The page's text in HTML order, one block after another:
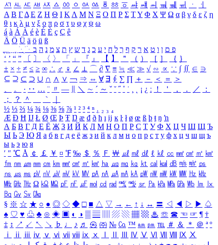
ㅺ ㅻ ㅼ ㅽ ㅾ ㅿ ㆀ ㆁ ㆂ ㆃ ㆄ ㆅ ㆆ ㆇ ㆈ ㆉ ㆊ ㆋ ㆌ ㆍ
ㆎ
Α Β ΓΔ Ε Ζ Η Θ Ι ΚΛ Μ Ν Ξ Ο Π Ρ Σ ΤΥ Φ Χ Ψ Ω α β γ δ ε ζ η
θ ι κ λ μ ν ξ ο π ρ σ τ υ φ χ ψ ω
á à Á À é è É È ç Ç ê
Ä Ö Ü ä ö ü ß
ִֶֹ ֻּ ׁׂ פ ם ן ו ט א ר ק ף ך ל ח י ע כ ג ד ש ץ ת צ מ נ ה ב
‘ ’ “ ” 〔 〕 〈 〉 「 」 『 』 【 】 ＂ （ ） ［ ］ ｛ ｝
± × ÷ ≠ ≤ ≥ ∞ ∴ ♂ ♀ ∠ ⊥ ⌒ ∂ ∇ ≡ ≒ ≪ ≫ √ ∽ ∝ ∵ ∫ ∬ ∈ ∋
⊆ ⊇ ⊂ ⊃ ∪ ∩ ∧ ∨ ￢ ⇒ ⇔ ∀ ∃ ∮ ∑ ∏ ＋ － ＜ ＝
＞
、
。 · ‥ … ¨ 〃 ― ＼ ∼ ´ ～ ˇ ˘ ˝ ˚ ˙ ¸ ¡ ¿ ː ！ ＇ ， ． ／
：
；
？ ＾ ｀
½ ⅓ ⅔ ¼ ¾ ⅛ ⅜ ⅝ ⅞ ¹ ² ³ ⁴ ⁿ ₁ ₂ ₃ ₄
Æ Ð Ħ Ĳ Ł Ø Œ Þ Ŧ Ŋ æ đ ð ħ ı ĳ ĸ ŀ ł ø œ ß þ ŧ ŋ ŉ
А Б В Г Д Е Ё Ж З И Й К Л М Н О П Р С Т У Ф Х Ц Ч Ш Щ Ъ
Ы Ь Э Ю Я а б в г д е ё ж з и й к л м н о п р с т у ф х ц ч ш щ ъ
ы ь э ю я
′ ″ ℃ Å ￠ ￡ ￥ ¤ ℉ ‰ ＄ ％ Ｆ ￦ ㎕ ㎖ ㎗ ℓ ㎘ ㏄ ㎣ ㎤ ㎥ ㎦
㎙ ㎚ ㎛ ㎜ ㎝ ㎞ ㎟ ㎠ ㎡ ㎢ ㏊ ㎍ ㎎ ㎏ ㏏ ㎈ ㎉ ㏈ ㎧ ㎨ ㎰
㎱ ㎲ ㎳ ㎴ ㎵ ㎶ ㎷ ㎸ ㎹ ㎀ ㎁ ㎂ ㎃ ㎄ ㎺ ㎻ ㎽ ㎾ ㎿ ㎐ ㎑
㎒ ㎓ ㎔ Ω ㏀ ㏁ ㎊ ㎋ ㎌ ㏖ ㏅ ㎭ ㎮ ㎯ ㏛ ㎩ ㎪ ㎫ ㎬ ㏝ ㏐
㏓
㏃ ㏉ ㏜ ㏆
§ ※ ☆ ★ ○ ● ◎ ◇ ◆ □ ■ △ ▽ → ← ↑ ↓ ↔ 〓 ◁ ◀ ▷ ▶ ♤
♠ ♡ ♥ ♧ ♣ ⊙ ◈ ▣ ◐ ◑ ▒ ▤ ▨ ▧ ▦ ▩ ♨ ☏ ☎ ☜ ☞ ¶ †
‡ ↕ ↗ ↙ ↖ ↘ ♭ ♩ ♪ ♬ ㉿ ㈜ № ㏇ ™ ㏂ ㏘ ℡ ＃ ＆ ＊ ＠ ª º
ⅰ
ⅱ ⅲ ⅳ ⅴ ⅵ ⅶ ⅷ ⅸ ⅹ Ⅳ Ⅴ Ⅵ Ⅶ Ⅷ Ⅸ Ⅹ